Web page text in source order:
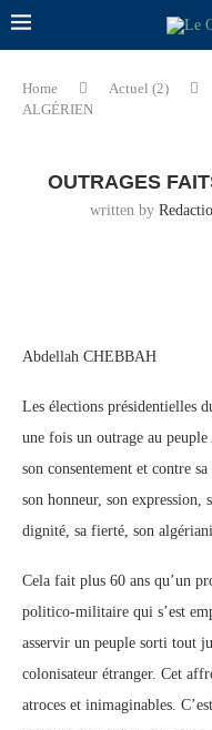
Home Actuel (2)
ALGÉRIEN
OUTRAGES
written by
Abdellah CHEBBAH
Les élections présidentielles
une fois un outrage au
son consentement et contre
son honneur, son expression,
dignité, sa fierté, son
Cela fait plus 60 ans qu’un
politico-militaire qui s’est
asservir un peuple sorti tout
colonisateur étranger. Cet
atroces et inimaginables.